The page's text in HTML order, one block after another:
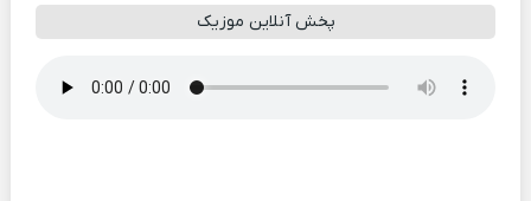
پخش آنلاین موزیک